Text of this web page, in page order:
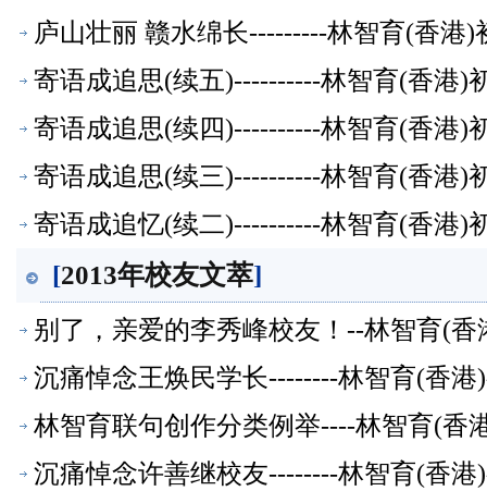
庐山壮丽 赣水绵长---------林智育(香港)
寄语成追思(续五)----------林智育(香港)
寄语成追思(续四)----------林智育(香港)
寄语成追思(续三)----------林智育(香港)
寄语成追忆(续二)----------林智育(香港)
[2013年校友文萃]
别了，亲爱的李秀峰校友！--林智育(香
沉痛悼念王焕民学长--------林智育(香港
林智育联句创作分类例举----林智育(香
沉痛悼念许善继校友--------林智育(香港